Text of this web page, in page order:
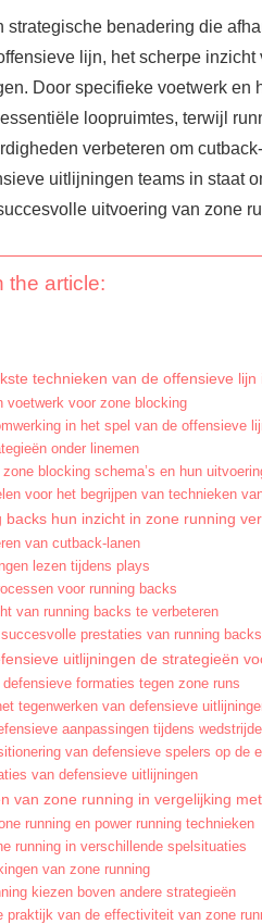
strategische benadering die
lijn, het scherpe inzicht
Door specifieke voetwerk en
loopruimtes, terwijl
verbeteren om
uitlijningen teams in staat
uitvoering van zone
the article:
technieken van de offensieve
voetwerk voor zone blocking
in het spel van de offensieve
onder linemen
blocking schema’s en hun
voor het begrijpen van technieken
backs hun inzicht in zone running
van cutback-lanen
lezen tijdens plays
voor running backs
van running backs te verbeteren
prestaties van running backs
uitlijningen de strategieën
formaties tegen zone runs
tegenwerken van defensieve
aanpassingen tijdens
van defensieve spelers op de
van defensieve uitlijningen
van zone running in vergelijking
running en power running technieken
running in verschillende spelsituaties
van zone running
kiezen boven andere strategieën
praktijk van de effectiviteit van zone